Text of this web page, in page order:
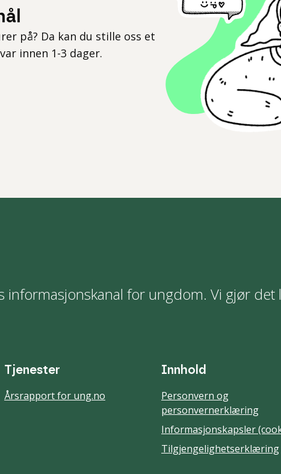
på? Da kan du stille oss et
innen 1-3 dager.
informasjonskanal for ungdom. Vi gjør
Tjenester
Årsrapport for ung.no
Innhold
Personvern og
personvernerklæring
Informasjonskapsler
Tilgjengelighetserklæring